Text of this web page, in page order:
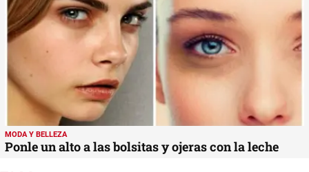
MODA Y BELLEZA
Ponle un alto a las bolsitas y ojeras con la leche